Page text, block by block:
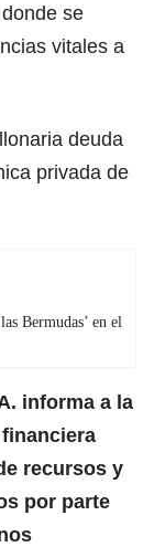
se
vitales a
deuda
privada de
Bermudas’ en el
informa a la
recursos y
por parte